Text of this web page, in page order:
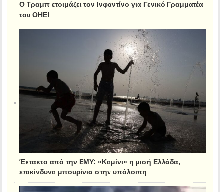
Ο Τραμπ ετοιμάζει τον Ινφαντίνο για Γενικό Γραμματέα
του ΟΗΕ!
Έκτακτο από την ΕΜΥ: «Καμίνι» η μισή Ελλάδα,
επικίνδυνα μπουρίνια στην υπόλοιπη